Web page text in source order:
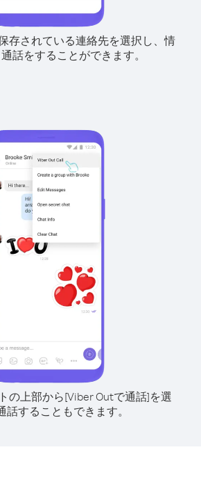
存されている連絡先を選択し、情
話をすることができます。
の上部から[Viber Outで通話]を選
話することもできます。